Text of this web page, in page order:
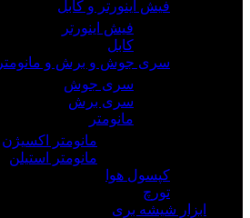
فیش اینورتر و کابل
فیش اینورتر
کابل
سری جوش و برش و مانومتر
سری جوش
سری برش
مانومتر
مانومتر اکسیژن
مانومتر استیلن
کپسول هوا
تورچ
ابزار شیشه بری